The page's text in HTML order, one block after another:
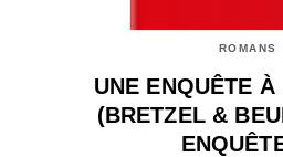
ROMANS
UNE ENQUÊTE
(BRETZEL &